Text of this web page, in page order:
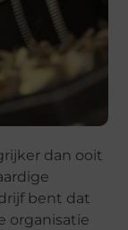
dan ooit
bent dat
organisatie